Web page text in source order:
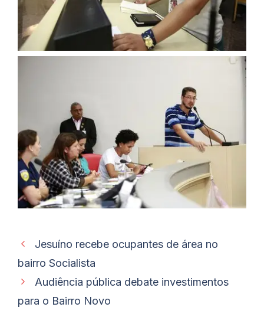
Jesuíno recebe ocupantes de área no
bairro Socialista
Audiência pública debate investimentos
para o Bairro Novo